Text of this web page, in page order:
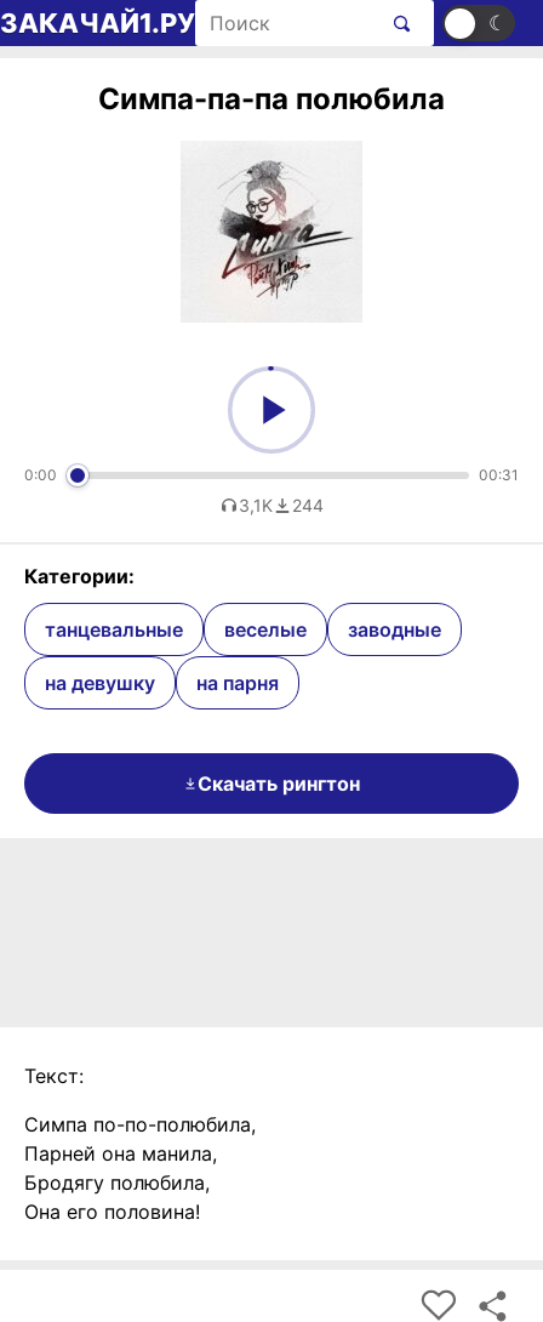
Перейти к содержимому
ЗАКАЧАЙ1.РУ Поиск рингтонов ☀ ☾
Симпа-па-па полюбила
0:00 00:31
3,1K 244
Категории:
танцевальные веселые заводные
на девушку на парня
Скачать рингтон
Текст:
Симпа по-по-полюбила,
Парней она манила,
Бродягу полюбила,
Она его половина!